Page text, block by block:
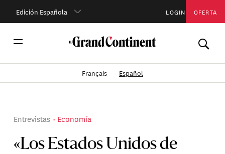
Edición Española LOGIN OFERTA
Français Español
«Los Estados Unidos de
Entrevistas Economía